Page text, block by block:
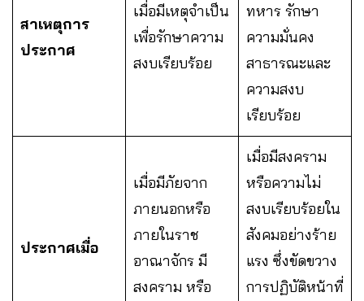
สาเหตุการ
ประกาศ
เมื่อมีเหตุจำเป็น
เพื่อรักษาความ
สงบเรียบร้อย
ทหาร รักษา
ความมั่นคง
สาธารณะและ
ความสงบ
เรียบร้อย
ประกาศเมื่อ
เมื่อมีภัยจาก
ภายนอกหรือ
ภายในราช
อาณาจักร มี
สงคราม หรือ
เมื่อมีสงคราม
หรือความไม่
สงบเรียบร้อยใน
สังคมอย่างร้าย
แรง ซึ่งขัดขวาง
การปฏิบัติหน้าที่